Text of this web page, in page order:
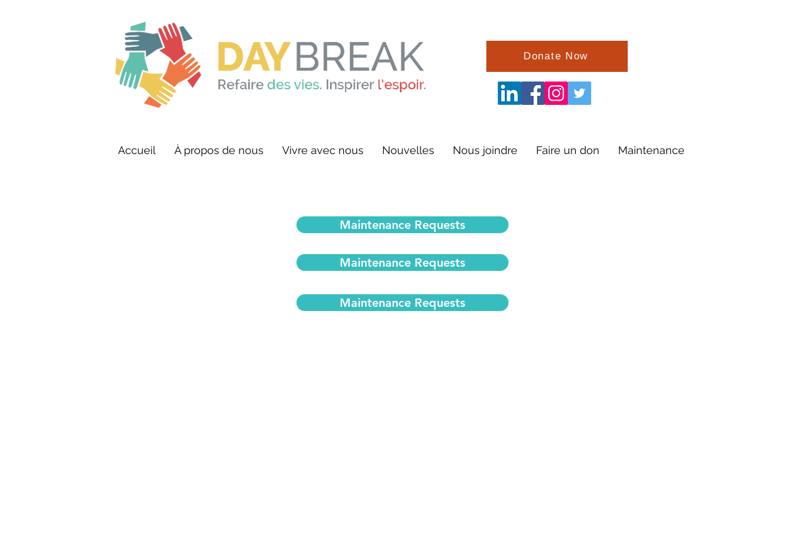
Donate Now
Accueil À propos de nous Vivre avec nous Nouvelles Nous joindre Faire un don Maintenance
Maintenance Requests
Maintenance Requests
Maintenance Requests